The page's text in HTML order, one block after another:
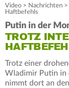
Video > Nachrichten >
Haftbefehls
Putin in der
TROTZ
Trotz einer
Wladimir Putin in
nimmt dort an